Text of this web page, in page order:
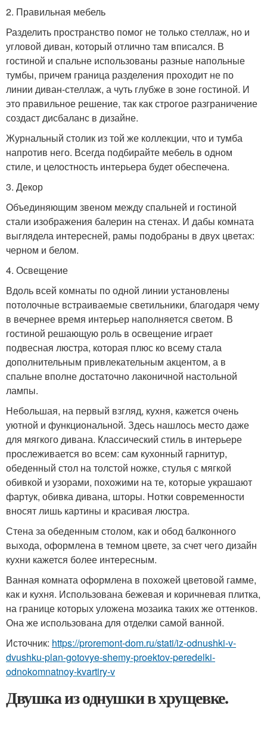
2. Правильная мебель
Разделить пространство помог не только стеллаж, но и
угловой диван, который отлично там вписался. В
гостиной и спальне использованы разные напольные
тумбы, причем граница разделения проходит не по
линии диван-стеллаж, а чуть глубже в зоне гостиной. И
это правильное решение, так как строгое разграничение
создаст дисбаланс в дизайне.
Журнальный столик из той же коллекции, что и тумба
напротив него. Всегда подбирайте мебель в одном
стиле, и целостность интерьера будет обеспечена.
3. Декор
Объединяющим звеном между спальней и гостиной
стали изображения балерин на стенах. И дабы комната
выглядела интересней, рамы подобраны в двух цветах:
черном и белом.
4. Освещение
Вдоль всей комнаты по одной линии установлены
потолочные встраиваемые светильники, благодаря чему
в вечернее время интерьер наполняется светом. В
гостиной решающую роль в освещение играет
подвесная люстра, которая плюс ко всему стала
дополнительным привлекательным акцентом, а в
спальне вполне достаточно лаконичной настольной
лампы.
Небольшая, на первый взгляд, кухня, кажется очень
уютной и функциональной. Здесь нашлось место даже
для мягкого дивана. Классический стиль в интерьере
прослеживается во всем: сам кухонный гарнитур,
обеденный стол на толстой ножке, стулья с мягкой
обивкой и узорами, похожими на те, которые украшают
фартук, обивка дивана, шторы. Нотки современности
вносят лишь картины и красивая люстра.
Стена за обеденным столом, как и обод балконного
выхода, оформлена в темном цвете, за счет чего дизайн
кухни кажется более интересным.
Ванная комната оформлена в похожей цветовой гамме,
как и кухня. Использована бежевая и коричневая плитка,
на границе которых уложена мозаика таких же оттенков.
Она же использована для отделки самой ванной.
Источник: https://proremont-dom.ru/stati/iz-odnushki-v-
dvushku-plan-gotovye-shemy-proektov-peredelki-
odnokomnatnoy-kvartiry-v
Двушка из однушки в хрущевке.